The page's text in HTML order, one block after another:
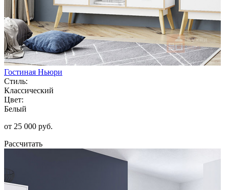
Гостиная Ньюри
Стиль:
Классический
Цвет:
Белый
от 25 000 руб.
Рассчитать